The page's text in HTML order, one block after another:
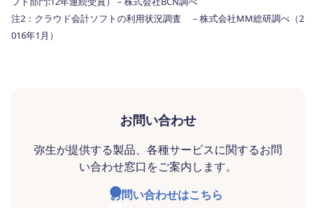
注2：クラウド会計ソフトの利用状況調査 －株式会社MM総研調べ（2
016年1月）
お問い合わせ
弥生が提供する製品、各種サービスに関するお問
い合わせ窓口をご案内します。
お問い合わせはこちら